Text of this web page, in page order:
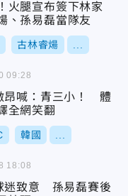
火腿宣布簽下林家
孫易磊當隊友
古林睿煬
昂喊：青三小！ 體
全網笑翻
韓國
09:28
迷致意 孫易磊賽後
18:08